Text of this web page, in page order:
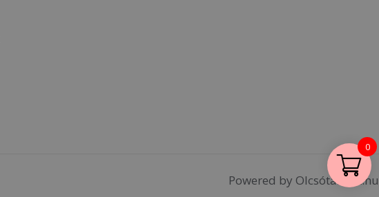
Powered by Olcsótáskák.hu
0